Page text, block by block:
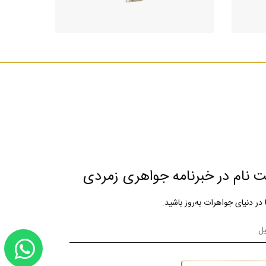
نام در خبرنامه جواهری زمردی
در دنیای جواهرات به‌روز باشید.